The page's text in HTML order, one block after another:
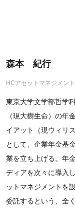
森本 紀行
HCアセットマネジメン
東京大学文学部哲学
（現大樹生命）の年
イアット（現ウィリ
として、企業年金基
業を立ち上げる。年
ディアを次々に導入
ットマネジメントを
委託するという、全